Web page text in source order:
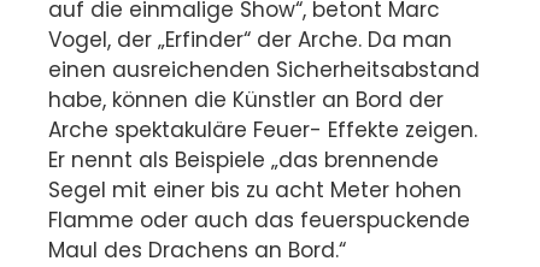
auf die einmalige Show“, betont Marc
Vogel, der „Erfinder“ der Arche. Da man
einen ausreichenden Sicherheitsabstand
habe, können die Künstler an Bord der
Arche spektakuläre Feuer- Effekte zeigen.
Er nennt als Beispiele „das brennende
Segel mit einer bis zu acht Meter hohen
Flamme oder auch das feuerspuckende
Maul des Drachens an Bord.“